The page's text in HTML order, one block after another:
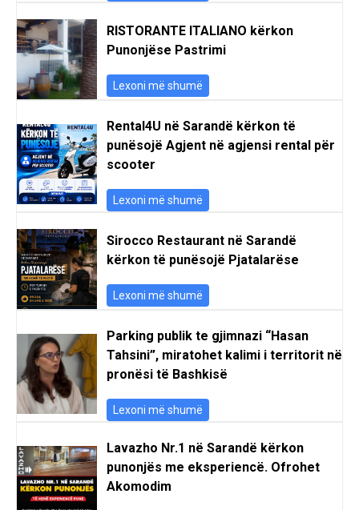
RISTORANTE ITALIANO kërkon
Punonjëse Pastrimi
Lexoni më shumë
Rental4U në Sarandë kërkon të
punësojë Agjent në agjensi rental për
scooter
Lexoni më shumë
Sirocco Restaurant në Sarandë
kërkon të punësojë Pjatalarëse
Lexoni më shumë
Parking publik te gjimnazi “Hasan
Tahsini”, miratohet kalimi i territorit në
pronësi të Bashkisë
Lexoni më shumë
Lavazho Nr.1 në Sarandë kërkon
punonjës me eksperiencë. Ofrohet
Akomodim